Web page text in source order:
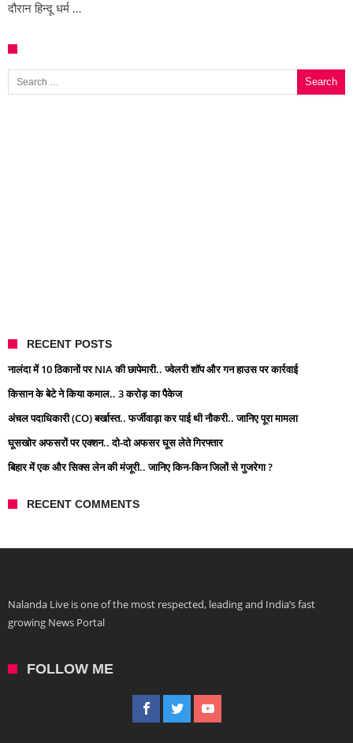
दौरान हिन्दू धर्म …
Search for:
RECENT POSTS
नालंदा में 10 ठिकानों पर NIA की छापेमारी.. ज्वेलरी शॉप और गन हाउस पर कार्रवाई
किसान के बेटे ने किया कमाल.. 3 करोड़ का पैकेज
अंचल पदाधिकारी (CO) बर्खास्त.. फर्जीवाड़ा कर पाई थी नौकरी.. जानिए पूरा मामला
घूसखोर अफसरों पर एक्शन.. दो-दो अफसर घूस लेते गिरफ्तार
बिहार में एक और सिक्स लेन की मंजूरी.. जानिए किन-किन जिलों से गुजरेगा ?
RECENT COMMENTS
Nalanda Live is one of the most respected, leading and India’s fast
growing News Portal
FOLLOW ME